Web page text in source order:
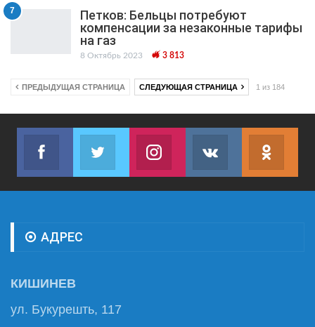
7
Петков: Бельцы потребуют
компенсации за незаконные тарифы
на газ
8 Октябрь 2023 3 813
ПРЕДЫДУЩАЯ СТРАНИЦА СЛЕДУЮЩАЯ СТРАНИЦА 1 из 184
Facebook
Join us on Facebook
Twitter
Join us on TwitterJoin us on InstagramJoin us on VK
АДРЕС
КИШИНЕВ
ул. Букурешть, 117